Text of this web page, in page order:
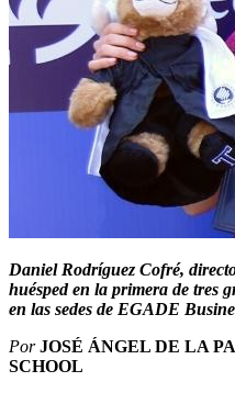
Daniel Rodríguez Cofré,
huésped en la primera de tres
en las sedes de EGADE
Por JOSÉ ÁNGEL DE LA
SCHOOL